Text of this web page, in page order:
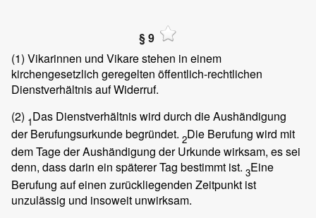
§ 9
(1) Vikarinnen und Vikare stehen in einem
kirchengesetzlich geregelten öffentlich-rechtlichen
Dienstverhältnis auf Widerruf.
(2) 1Das Dienstverhältnis wird durch die Aushändigung
der Berufungsurkunde begründet. 2Die Berufung wird mit
dem Tage der Aushändigung der Urkunde wirksam, es sei
denn, dass darin ein späterer Tag bestimmt ist. 3Eine
Berufung auf einen zurückliegenden Zeitpunkt ist
unzulässig und insoweit unwirksam.